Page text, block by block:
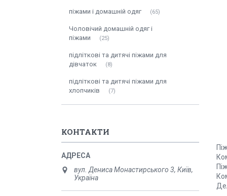
піжами і домашній одяг 65
Чоловічий домашній одяг і
піжами
25
підліткові та дитячі піжами для
дівчаток
8
підліткові та дитячі піжами для
хлопчиків
7
КОНТАКТИ
вул. Дениса Монастирського 3, Київ,
Україна